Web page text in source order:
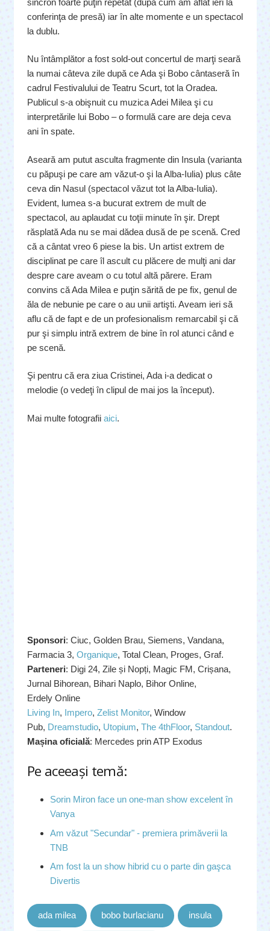
conferinţa de presă) iar în alte momente e un spectacol
la dublu.
Nu întâmplător a fost sold-out concertul de marţi seară
la numai câteva zile după ce Ada şi Bobo cântaseră în
cadrul Festivalului de Teatru Scurt, tot la Oradea.
Publicul s-a obişnuit cu muzica Adei Milea şi cu
interpretările lui Bobo – o formulă care are deja ceva
ani în spate.
Aseară am putut asculta fragmente din Insula (varianta
cu păpuşi pe care am văzut-o şi la Alba-Iulia) plus câte
ceva din Nasul (spectacol văzut tot la Alba-Iulia).
Evident, lumea s-a bucurat extrem de mult de
spectacol, au aplaudat cu toţii minute în şir. Drept
răsplată Ada nu se mai dădea dusă de pe scenă. Cred
că a cântat vreo 6 piese la bis. Un artist extrem de
disciplinat pe care îl ascult cu plăcere de mulţi ani dar
despre care aveam o cu totul altă părere. Eram
convins că Ada Milea e puţin sărită de pe fix, genul de
ăla de nebunie pe care o au unii artişti. Aveam ieri să
aflu că de fapt e de un profesionalism remarcabil şi că
pur şi simplu intră extrem de bine în rol atunci când e
pe scenă.
Şi pentru că era ziua Cristinei, Ada i-a dedicat o
melodie (o vedeţi în clipul de mai jos la început).
Mai multe fotografii aici.
Sponsori: Ciuc, Golden Brau, Siemens, Vandana,
Farmacia 3, Organique, Total Clean, Proges, Graf.
Parteneri: Digi 24, Zile și Nopți, Magic FM, Crișana,
Jurnal Bihorean, Bihari Naplo, Bihor Online,
Erdely Online
Living In, Impero, Zelist Monitor, Window
Pub, Dreamstudio, Utopium, The 4thFloor, Standout.
Mașina oficială: Mercedes prin ATP Exodus
Pe aceeaşi temă:
Sorin Miron face un one-man show excelent în
Vanya
Am văzut "Secundar" - premiera primăverii la
TNB
Am fost la un show hibrid cu o parte din gaşca
Divertis
ada milea bobo burlacianu insula